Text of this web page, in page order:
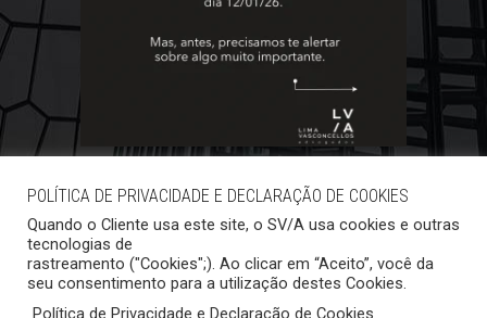
POLÍTICA DE PRIVACIDADE E DECLARAÇÃO DE COOKIES
Quando o Cliente usa este site, o SV/A usa cookies e outras
tecnologias de
rastreamento ("Cookies";). Ao clicar em “Aceito”, você da
seu consentimento para a utilização destes Cookies.
Política de Privacidade e Declaração de Cookies